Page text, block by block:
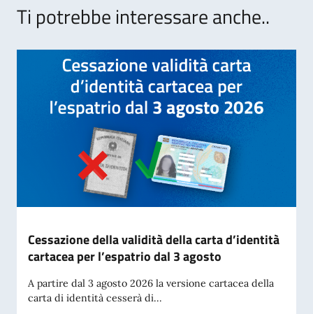
Ti potrebbe interessare anche..
Cessazione della validità della carta d’identità
cartacea per l’espatrio dal 3 agosto
A partire dal 3 agosto 2026 la versione cartacea della
carta di identità cesserà di...